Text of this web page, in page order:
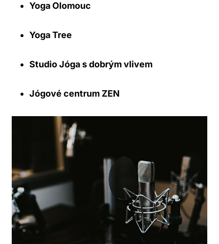
Yoga Olomouc
Yoga Tree
Studio Jóga s dobrým vlivem
Jógové centrum ZEN